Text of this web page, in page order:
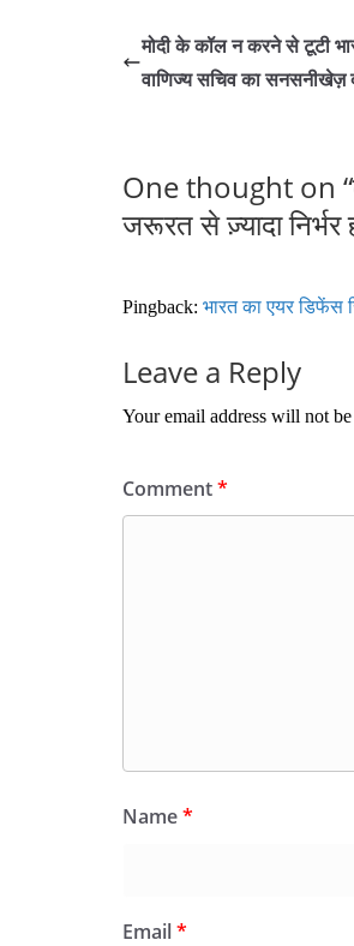
bo
ok
tte
r
ail
मोदी के कॉल न करने से टूटी
वाणिज्य सचिव का सनसनीखेज़
One thought on “
जरूरत से ज़्यादा निर्भर
Pingback: भारत का एयर डिफेंस
Leave a Reply
Your email address will not
Comment*
Name*
Email*